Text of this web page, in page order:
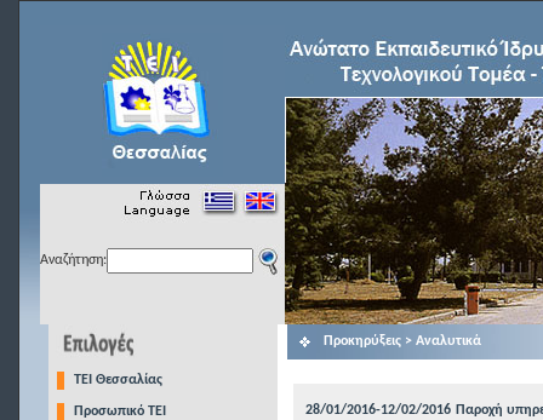
Αναζήτηση:
TEI Θεσσαλίας
Προσωπικό ΤΕΙ
Προκηρύξεις > Αναλυτικά
28/01/2016-12/02/2016 Παροχή